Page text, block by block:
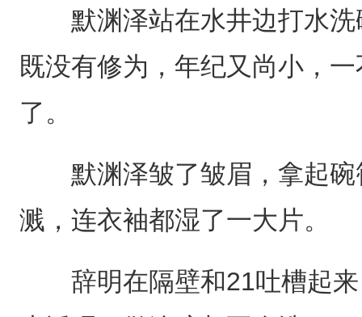
默渊泽站在水井边打水洗
既没有修为，年纪又尚小，
了。
默渊泽皱了皱眉，拿起碗
溅，连衣袖都湿了一大片。
辞明在隔壁和21吐槽起来